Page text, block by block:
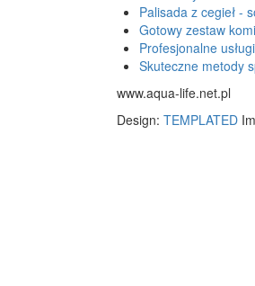
Palisada z cegieł -
Gotowy zestaw
Profesjonalne
Skuteczne metody
www.aqua-life.net.pl
Design: TEMPLATED